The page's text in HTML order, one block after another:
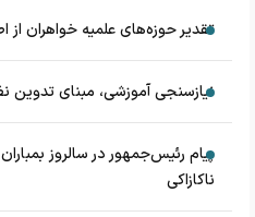
تقدیر حوزه‌های علمیه خواهران از
نیازسنجی آموزشی، مبنای تدوین
پیام رئیس‌جمهور در سالروز
ناکازاکی